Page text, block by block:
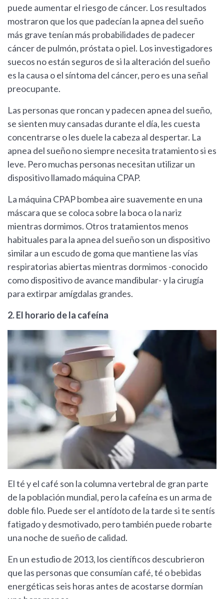
puede aumentar el riesgo de cáncer. Los resultados
mostraron que los que padecían la apnea del sueño
más grave tenían más probabilidades de padecer
cáncer de pulmón, próstata o piel. Los investigadores
suecos no están seguros de si la alteración del sueño
es la causa o el síntoma del cáncer, pero es una señal
preocupante.
Las personas que roncan y padecen apnea del sueño,
se sienten muy cansadas durante el día, les cuesta
concentrarse o les duele la cabeza al despertar. La
apnea del sueño no siempre necesita tratamiento si es
leve. Pero muchas personas necesitan utilizar un
dispositivo llamado máquina CPAP.
La máquina CPAP bombea aire suavemente en una
máscara que se coloca sobre la boca o la nariz
mientras dormimos. Otros tratamientos menos
habituales para la apnea del sueño son un dispositivo
similar a un escudo de goma que mantiene las vías
respiratorias abiertas mientras dormimos -conocido
como dispositivo de avance mandibular- y la cirugía
para extirpar amígdalas grandes.
2. El horario de la cafeína
El té y el café son la columna vertebral de gran parte
de la población mundial, pero la cafeína es un arma de
doble filo. Puede ser el antídoto de la tarde si te sentís
fatigado y desmotivado, pero también puede robarte
una noche de sueño de calidad.
En un estudio de 2013, los científicos descubrieron
que las personas que consumían café, té o bebidas
energéticas seis horas antes de acostarse dormían